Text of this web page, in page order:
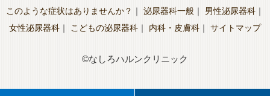
このような症状はありませんか？ ｜ 泌尿器科一般｜ 男性泌尿器科｜
女性泌尿器科｜ こどもの泌尿器科｜ 内科・皮膚科｜ サイトマップ
©なしろハルンクリニック